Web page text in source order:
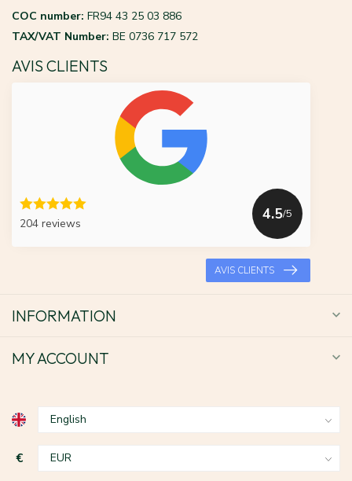
COC number: FR94 43 25 03 886
TAX/VAT Number: BE 0736 717 572
AVIS CLIENTS
204 reviews
4.5/5
AVIS CLIENTS
INFORMATION
MY ACCOUNT
€